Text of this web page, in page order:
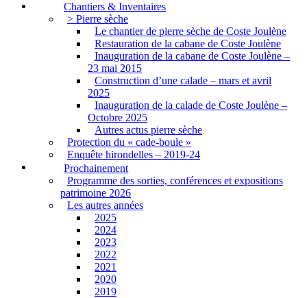
Chantiers & Inventaires
> Pierre sèche
Le chantier de pierre sèche de Coste Joulène
Restauration de la cabane de Coste Joulène
Inauguration de la cabane de Coste Joulène –
23 mai 2015
Construction d’une calade – mars et avril
2025
Inauguration de la calade de Coste Joulène –
Octobre 2025
Autres actus pierre sèche
Protection du « cade-boule »
Enquête hirondelles – 2019-24
Prochainement
Programme des sorties, conférences et expositions
patrimoine 2026
Les autres années
2025
2024
2023
2022
2021
2020
2019